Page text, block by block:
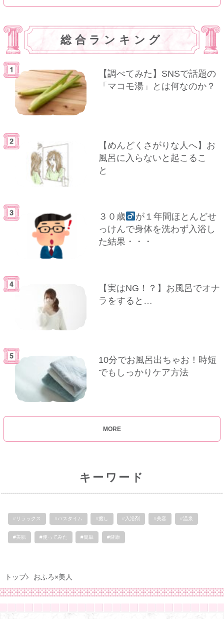
総合ランキング
【調べてみた】SNSで話題の
「マコモ湯」とは何なのか？
【めんどくさがりな人へ】お
風呂に入らないと起こるこ
と
３０歳
が１年間ほとんどせ
っけんで身体を洗わず入浴し
た結果・・・
【実はNG！？】お風呂でオナ
ラをすると…
10分でお風呂出ちゃお！時短
でもしっかりケア方法
MORE
キーワード
#リラックス #バスタイム #癒し #入浴剤 #美容 #温泉
#美肌 #使ってみた #簡単 #健康
トップ おふろ×美人